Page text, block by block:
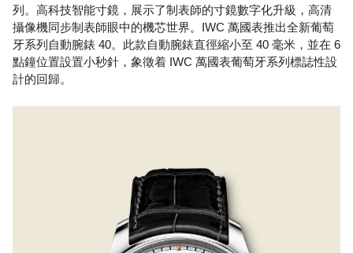
列。高科技智能寸鏡，展示了制表師的寸鏡數字化升級，高清
攝像機同步制表師眼中的機芯世界。IWC 萬國表推出全新葡萄
牙系列自動腕錶 40。此款自動腕錶直徑縮小至 40 毫米，並在 6
點鐘位置設置小秒針，象徵着 IWC 萬國表葡萄牙系列標誌性設
計的回歸。